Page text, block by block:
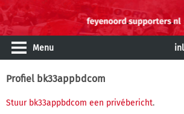
Menu
Profiel bk33appbdcom
Stuur bk33appbdcom een privébericht.